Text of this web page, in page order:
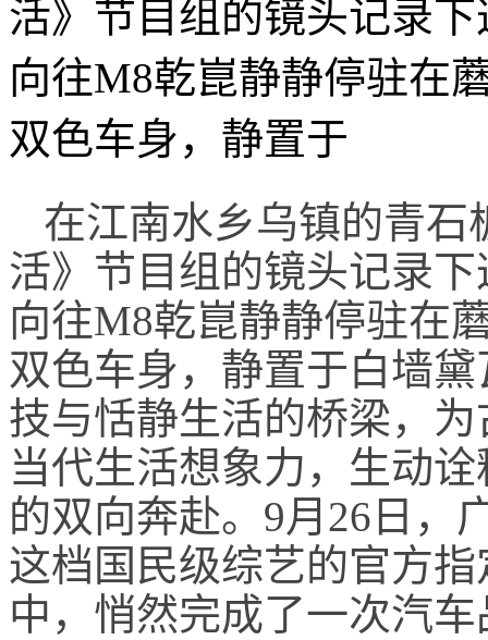
活》节目组的镜头记录
向往M8乾崑静静停驻在
双色车身，静置于
在江南水乡乌镇的青石
活》节目组的镜头记录
向往M8乾崑静静停驻在
双色车身，静置于白墙
技与恬静生活的桥梁，
当代生活想象力，生动
的双向奔赴。9月26日，
这档国民级综艺的官方
中，悄然完成了一次汽